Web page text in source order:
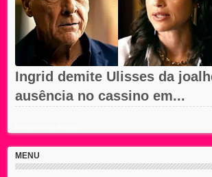
Ingrid demite Ulisses da
ausência no cassino em...
MENU